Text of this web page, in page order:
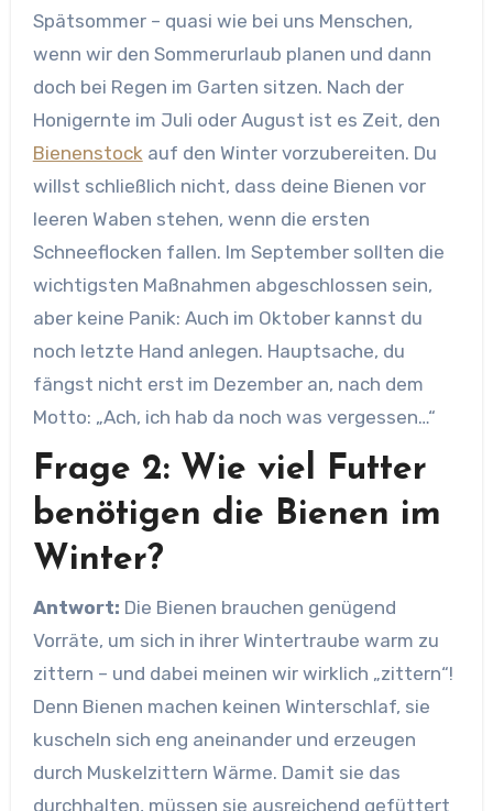
Spätsommer – quasi wie bei uns Menschen,
wenn wir den Sommerurlaub planen und dann
doch bei Regen im Garten sitzen. Nach der
Honigernte im Juli oder August ist es Zeit, den
Bienenstockauf den Winter vorzubereiten. Du
willst schließlich nicht, dass deine Bienen vor
leeren Waben stehen, wenn die ersten
Schneeflocken fallen. Im September sollten die
wichtigsten Maßnahmen abgeschlossen sein,
aber keine Panik: Auch im Oktober kannst du
noch letzte Hand anlegen. Hauptsache, du
fängst nicht erst im Dezember an, nach dem
Motto: „Ach, ich hab da noch was vergessen…“
Frage 2: Wie viel Futter
benötigen die Bienen im
Winter?
Antwort: Die Bienen brauchen genügend
Vorräte, um sich in ihrer Wintertraube warm zu
zittern – und dabei meinen wir wirklich „zittern“!
Denn Bienen machen keinen Winterschlaf, sie
kuscheln sich eng aneinander und erzeugen
durch Muskelzittern Wärme. Damit sie das
durchhalten, müssen sie ausreichend gefüttert